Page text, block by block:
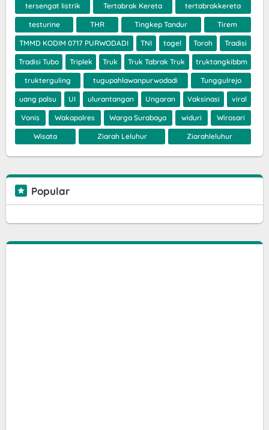
tersengat listrik Tertabrak Kereta tertabrakkereta
testurine THR Tingkep Tandur Tirem
TMMD KODIM 0717 PURWODADI TNI togel Toroh Tradisi
Tradisi Tubo Triplek Truk Truk Tabrak Truk truktangkibbm
trukterguling tugupahlawanpurwodadi Tunggulrejo
uang palsu UI ulurantangan Ungaran Vaksinasi viral
Vonis Wakapolres Warga Surabaya widuri Wirosari
Wisata Ziarah Leluhur Ziarahleluhur
Popular